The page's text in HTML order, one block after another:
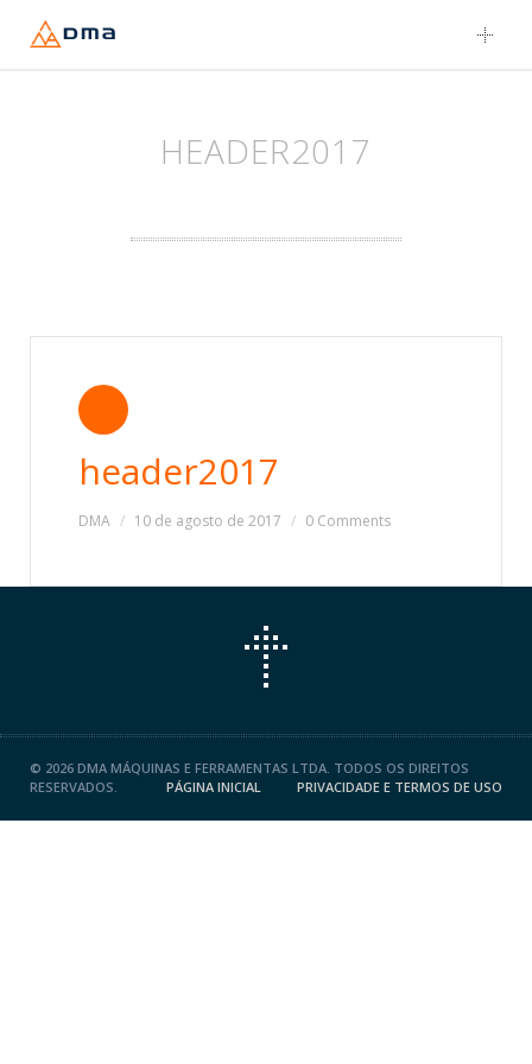
Skip
to
HEADER2017
header2017
DMA 10 de agosto de 2017 0 Comments
© 2026 DMA MÁQUINAS E FERRAMENTAS LTDA. TODOS OS DIREITOS
RESERVADOS.
PÁGINA INICIAL PRIVACIDADE E TERMOS DE USO